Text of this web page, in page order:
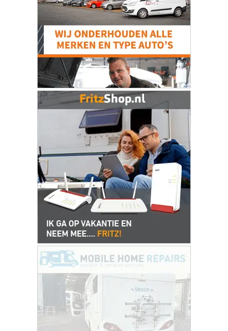
MEEST GELEZEN
Holland International Blues Festival na
negen edities ten einde
Politie zoekt getuigen van explosies in
Assen
Politie deelt beelden van explosies
Klaverstraat en Entingestraat Assen
Flitsmarathon van start: extra
snelheidscontroles in Nederland en
populaire vakantielanden
Betaalbare trouwringen kopen: zo
bespaar je zonder in te leveren op
kwaliteit